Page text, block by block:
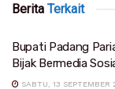
Berita Terkait
Bupati Padang
Bijak Bermedia
SABTU, 13